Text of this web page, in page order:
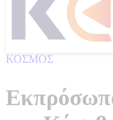
ΚΟΣΜΟΣ